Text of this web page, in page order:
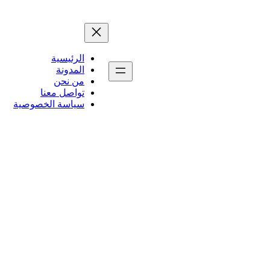
الرئيسية
المدونة
من نحن
تواصل معنا
سياسة الخصوصية